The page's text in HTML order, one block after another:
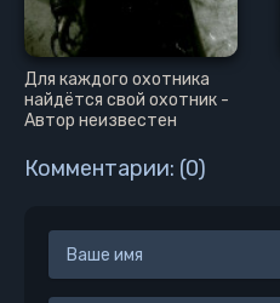
Для каждого охотника
найдётся свой охотник -
Автор неизвестен
Комментарии: (0)